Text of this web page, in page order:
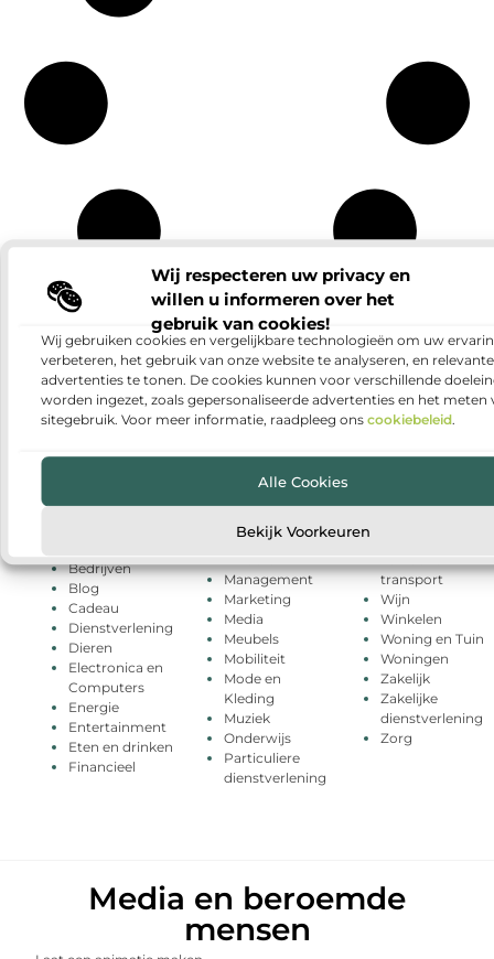
Wij respecteren uw privacy en
willen u informeren over het
gebruik van cookies!
Wij gebruiken cookies en vergelijkbare technologieën om uw
verbeteren, het gebruik van onze website te analyseren, en relevante
advertenties te tonen. De cookies kunnen voor verschillende
worden ingezet, zoals gepersonaliseerde advertenties en het meten
sitegebruik. Voor meer informatie, raadpleeg ons cookiebeleid.
Alle Cookies
Bekijk Voorkeuren
Categorieën
Aanbiedingen
Alarmsysteem
Architectuur
opleidingen
Bedrijven
Blog
Cadeau
Dienstverlening
Dieren
Electronica en
Computers
Energie
Entertainment
Eten en drinken
Financieel
Geschenken
Gezondheid
Groothandel
Hobby en vrije
tijd
Huishoudelijk
Industrie
marketing
Management
Marketing
Media
Meubels
Mobiliteit
Mode en
Kleding
Muziek
Onderwijs
Particuliere
dienstverlening
Rechten
Relatie
Sport
Telefonie
Testing
buitenleven
transport
Wijn
Winkelen
Woning en Tuin
Woningen
Zakelijk
Zakelijke
dienstverlening
Zorg
Media en beroemde
mensen